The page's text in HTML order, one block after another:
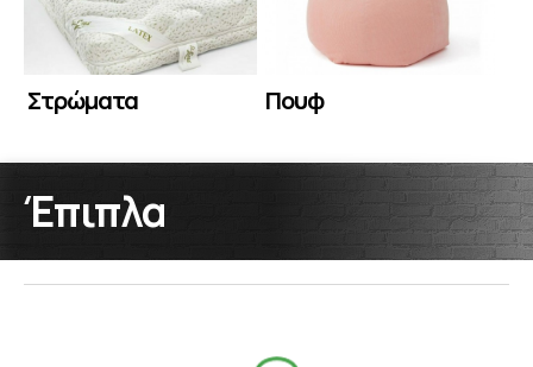
Έπιπλα
Στρώματα Πουφ